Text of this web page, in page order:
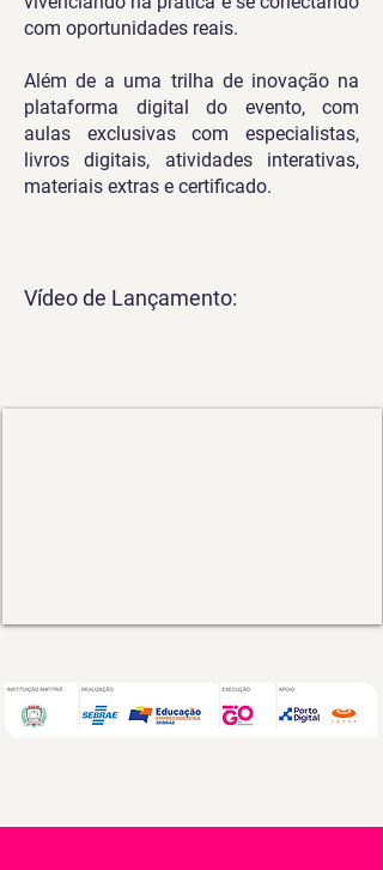
com oportunidades reais.
Além de a uma trilha de inovação na
plataforma digital do evento, com
aulas exclusivas com especialistas,
livros digitais, atividades interativas,
materiais extras e certificado.
Vídeo de Lançamento: